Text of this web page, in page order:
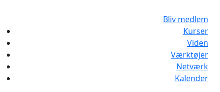
Bliv medlem
Kurser
Viden
Værktøjer
Netværk
Kalender